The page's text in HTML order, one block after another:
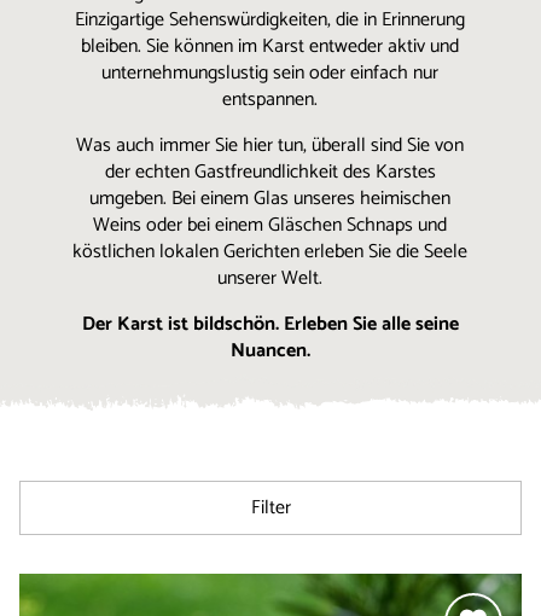
Einzigartige Sehenswürdigkeiten, die in Erinnerung
bleiben. Sie können im Karst entweder aktiv und
unternehmungslustig sein oder einfach nur
entspannen.
Was auch immer Sie hier tun, überall sind Sie von
der echten Gastfreundlichkeit des Karstes
umgeben. Bei einem Glas unseres heimischen
Weins oder bei einem Gläschen Schnaps und
köstlichen lokalen Gerichten erleben Sie die Seele
unserer Welt.
Der Karst ist bildschön. Erleben Sie alle seine
Nuancen.
Filter